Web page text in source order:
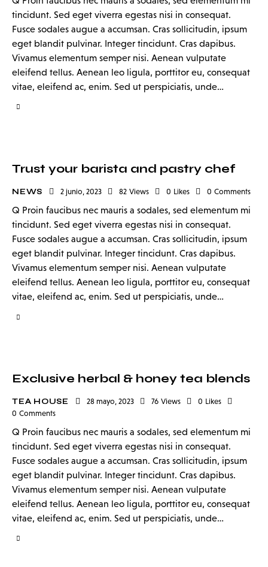
tincidunt. Sed eget viverra egestas nisi in consequat.
Fusce sodales augue a accumsan. Cras sollicitudin, ipsum
eget blandit pulvinar. Integer tincidunt. Cras dapibus.
Vivamus elementum semper nisi. Aenean vulputate
eleifend tellus. Aenean leo ligula, porttitor eu, consequat
vitae, eleifend ac, enim. Sed ut perspiciatis, unde…
Trust your barista and pastry chef
NEWS 2 junio, 2023 82 Views 0 Likes 0 Comments
Q Proin faucibus nec mauris a sodales, sed elementum mi
tincidunt. Sed eget viverra egestas nisi in consequat.
Fusce sodales augue a accumsan. Cras sollicitudin, ipsum
eget blandit pulvinar. Integer tincidunt. Cras dapibus.
Vivamus elementum semper nisi. Aenean vulputate
eleifend tellus. Aenean leo ligula, porttitor eu, consequat
vitae, eleifend ac, enim. Sed ut perspiciatis, unde…
Exclusive herbal & honey tea blends
TEA HOUSE 28 mayo, 2023 76 Views 0 Likes
0 Comments
Q Proin faucibus nec mauris a sodales, sed elementum mi
tincidunt. Sed eget viverra egestas nisi in consequat.
Fusce sodales augue a accumsan. Cras sollicitudin, ipsum
eget blandit pulvinar. Integer tincidunt. Cras dapibus.
Vivamus elementum semper nisi. Aenean vulputate
eleifend tellus. Aenean leo ligula, porttitor eu, consequat
vitae, eleifend ac, enim. Sed ut perspiciatis, unde…